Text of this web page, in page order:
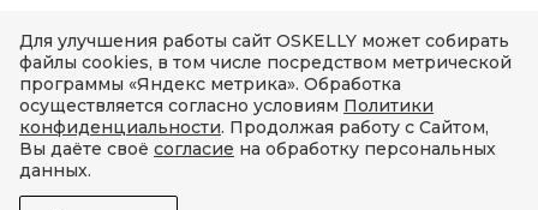
Для улучшения работы сайт OSKELLY может собирать
файлы cookies, в том числе посредством метрической
программы «Яндекс метрика». Обработка
осуществляется согласно условиям Политики
конфиденциальности. Продолжая работу с Сайтом,
Вы даёте своё согласие на обработку персональных
данных.